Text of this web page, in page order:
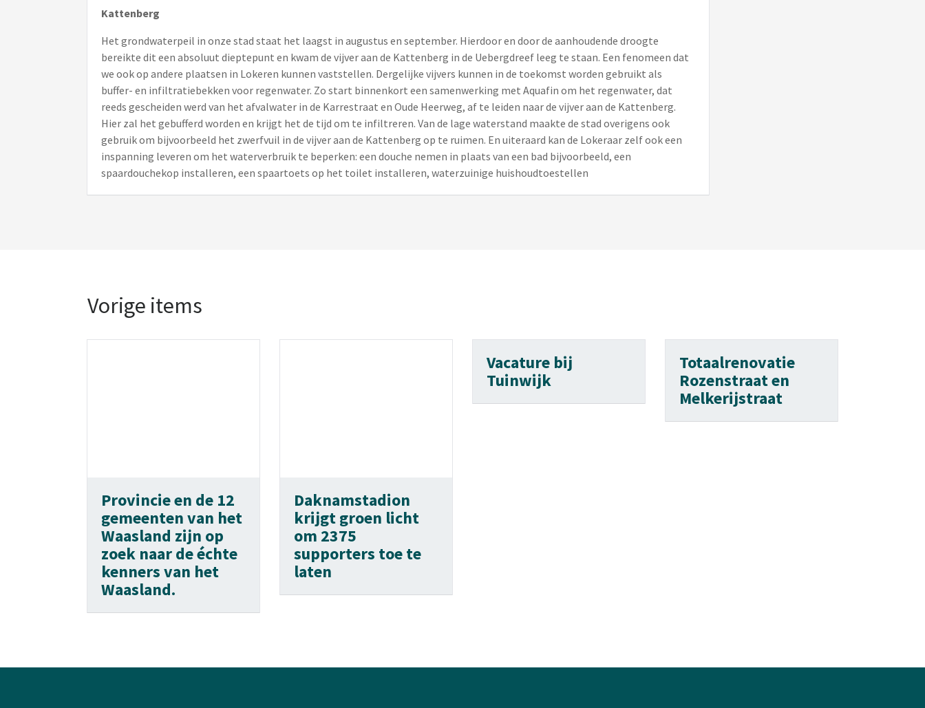
Kattenberg
Het grondwaterpeil in onze stad staat het laagst in augustus en september. Hierdoor en door de aanhoudende droogte
bereikte dit een absoluut dieptepunt en kwam de vijver aan de Kattenberg in de Uebergdreef leeg te staan. Een fenomeen dat
we ook op andere plaatsen in Lokeren kunnen vaststellen. Dergelijke vijvers kunnen in de toekomst worden gebruikt als
buffer- en infiltratiebekken voor regenwater. Zo start binnenkort een samenwerking met Aquafin om het regenwater, dat
reeds gescheiden werd van het afvalwater in de Karrestraat en Oude Heerweg, af te leiden naar de vijver aan de Kattenberg.
Hier zal het gebufferd worden en krijgt het de tijd om te infiltreren. Van de lage waterstand maakte de stad overigens ook
gebruik om bijvoorbeeld het zwerfvuil in de vijver aan de Kattenberg op te ruimen. En uiteraard kan de Lokeraar zelf ook een
inspanning leveren om het waterverbruik te beperken: een douche nemen in plaats van een bad bijvoorbeeld, een
spaardouchekop installeren, een spaartoets op het toilet installeren, waterzuinige huishoudtoestellen
Vorige items
Provincie en de 12
gemeenten van het
Waasland zijn op
zoek naar de échte
kenners van het
Waasland.
Daknamstadion
krijgt groen licht
om 2375
supporters toe te
laten
Vacature bij
Tuinwijk
Totaalrenovatie
Rozenstraat en
Melkerijstraat